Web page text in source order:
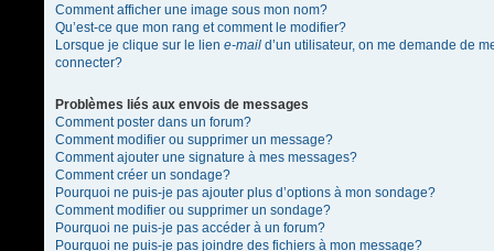
Comment afficher une image sous mon nom?
Qu’est-ce que mon rang et comment le modifier?
Lorsque je clique sur le lien e-mail d’un utilisateur, on me demande de
connecter?
Problèmes liés aux envois de messages
Comment poster dans un forum?
Comment modifier ou supprimer un message?
Comment ajouter une signature à mes messages?
Comment créer un sondage?
Pourquoi ne puis-je pas ajouter plus d’options à mon sondage?
Comment modifier ou supprimer un sondage?
Pourquoi ne puis-je pas accéder à un forum?
Pourquoi ne puis-je pas joindre des fichiers à mon message?